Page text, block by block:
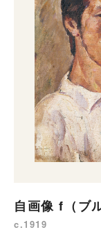
自画像 f（ブ
c.1919